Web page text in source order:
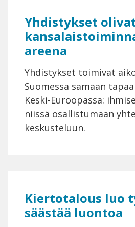
Yhdistykset
areena
Yhdistykset toimivat
Suomessa samaan
Keski-Euroopassa:
niissä osallistumaan
keskusteluun.
Kiertotalous luo
säästää luontoa